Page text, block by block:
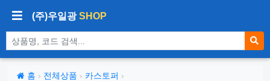
(주)우일광SHOP
상품 검색
홈 › 전체상품 › 카스토퍼 ›